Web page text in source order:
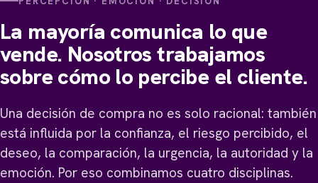
La mayoría comunica lo que
vende. Nosotros trabajamos
sobre cómo lo percibe el cliente.
Una decisión de compra no es solo racional: también
está influida por la confianza, el riesgo percibido, el
deseo, la comparación, la urgencia, la autoridad y la
emoción. Por eso combinamos cuatro disciplinas.